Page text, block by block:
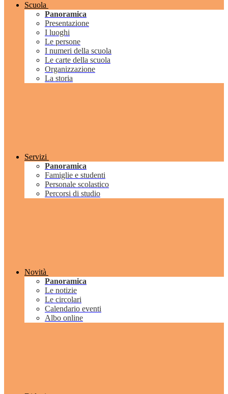
Scuola
Panoramica
Presentazione
I luoghi
Le persone
I numeri della scuola
Le carte della scuola
Organizzazione
La storia
Servizi
Panoramica
Famiglie e studenti
Personale scolastico
Percorsi di studio
Novità
Panoramica
Le notizie
Le circolari
Calendario eventi
Albo online